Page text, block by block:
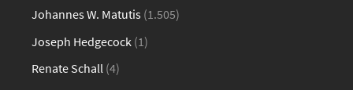
Johannes W. Matutis (1.505)
Joseph Hedgecock (1)
Renate Schall (4)